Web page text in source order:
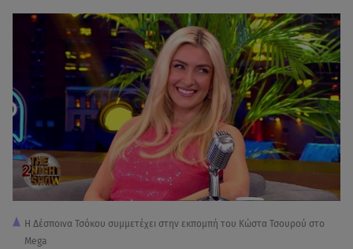
Η Δέσποινα Τσόκου συμμετέχει στην εκπομπή του Κώστα Τσουρού στο
Mega